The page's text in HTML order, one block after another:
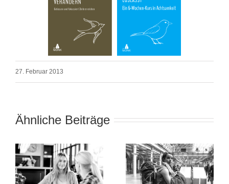
27. Februar 2013
Ähnliche Beiträge